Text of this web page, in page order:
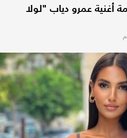
أغنية عمرو دياب "لولا